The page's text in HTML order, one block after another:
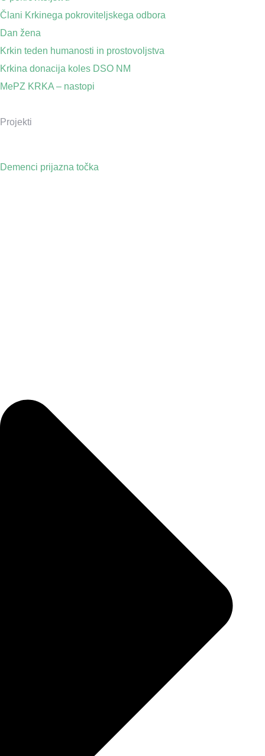
Člani Krkinega pokroviteljskega odbora
Dan žena
Krkin teden humanosti in prostovoljstva
Krkina donacija koles DSO NM
MePZ KRKA – nastopi
Projekti
Demenci prijazna točka